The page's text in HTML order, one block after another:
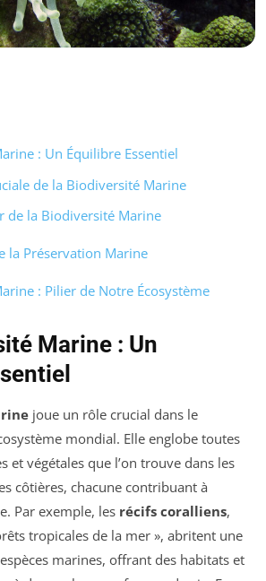
: Un Équilibre Essentiel
de la Biodiversité Marine
de la Biodiversité Marine
la Préservation Marine
: Pilier de Notre Écosystème
Marine : Un
joue un rôle crucial dans le
mondial. Elle englobe toutes
et végétales que l’on trouve dans les
côtières, chacune contribuant à
Par exemple, les récifs coralliens,
tropicales de la mer », abritent une
marines, offrant des habitats et